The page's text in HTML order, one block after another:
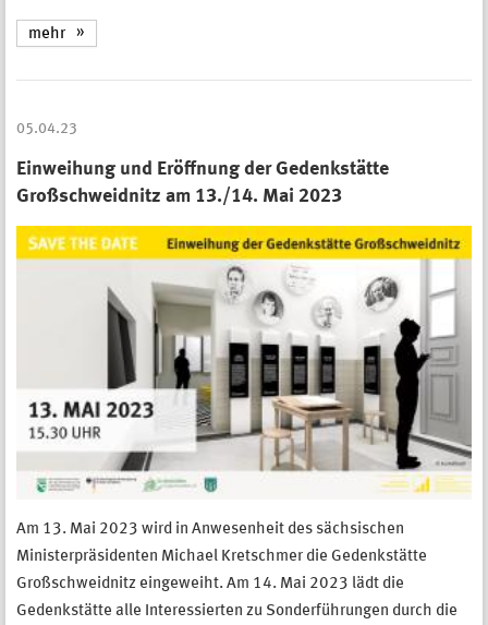
mehr
05.04.23
Einweihung und Eröffnung der Gedenkstätte
Großschweidnitz am 13./14. Mai 2023
Am 13. Mai 2023 wird in Anwesenheit des sächsischen
Ministerpräsidenten Michael Kretschmer die Gedenkstätte
Großschweidnitz eingeweiht. Am 14. Mai 2023 lädt die
Gedenkstätte alle Interessierten zu Sonderführungen durch die